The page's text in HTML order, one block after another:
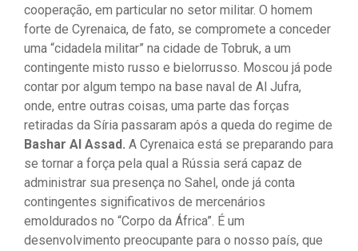
cooperação, em particular no setor militar. O homem
forte de Cyrenaica, de fato, se compromete a conceder
uma “cidadela militar” na cidade de Tobruk, a um
contingente misto russo e bielorrusso. Moscou já pode
contar por algum tempo na base naval de Al Jufra,
onde, entre outras coisas, uma parte das forças
retiradas da Síria passaram após a queda do regime de
Bashar Al Assad. A Cyrenaica está se preparando para
se tornar a força pela qual a Rússia será capaz de
administrar sua presença no Sahel, onde já conta
contingentes significativos de mercenários
emoldurados no “Corpo da África”. É um
desenvolvimento preocupante para o nosso país, que